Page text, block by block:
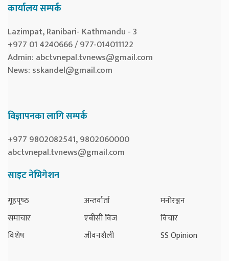
कार्यालय सम्पर्क
Lazimpat, Ranibari- Kathmandu - 3
+977 01 4240666 / 977-014011122
Admin: abctvnepal.tvnews@gmail.com
News: sskandel@gmail.com
विज्ञापनका लागि सम्पर्क
+977 9802082541, 9802060000
abctvnepal.tvnews@gmail.com
साइट नेभिगेशन
गृहपृष्‍ठ
समाचार
विशेष
अन्तर्वार्ता
एबीसी विज
जीवनशैली
मनोरञ्जन
विचार
SS Opinion